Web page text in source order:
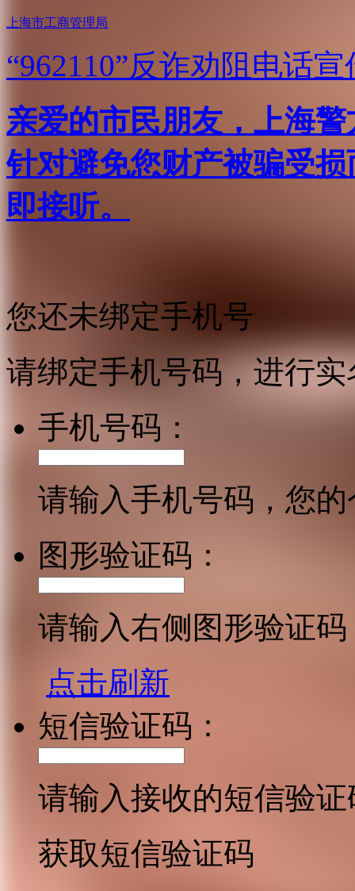
上海市工商管理局
“962110”反诈劝阻电话宣
亲爱的市民朋友，上海
针对避免您财产被骗受
即接听。
您还未绑定手机号
请绑定手机号码，进行
手机号码：
请输入手机号码，您
图形验证码：
请输入右侧图形验证码
点击刷新
短信验证码：
请输入接收的短信验证
获取短信验证码